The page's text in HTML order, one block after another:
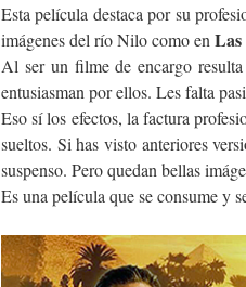
Esta película destaca por su
imágenes del río Nilo como en
Al ser un filme de encargo
entusiasman por ellos. Les falta
Eso sí los efectos, la factura
sueltos. Si has visto anteriores
suspenso. Pero quedan bellas
Es una película que se consume y